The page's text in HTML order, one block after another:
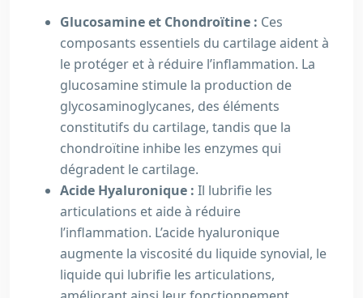
Glucosamine et Chondroïtine : Ces
composants essentiels du cartilage aident à
le protéger et à réduire l’inflammation. La
glucosamine stimule la production de
glycosaminoglycanes, des éléments
constitutifs du cartilage, tandis que la
chondroïtine inhibe les enzymes qui
dégradent le cartilage.
Acide Hyaluronique : Il lubrifie les
articulations et aide à réduire
l’inflammation. L’acide hyaluronique
augmente la viscosité du liquide synovial, le
liquide qui lubrifie les articulations,